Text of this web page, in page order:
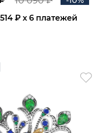
₽ x 6 платежей